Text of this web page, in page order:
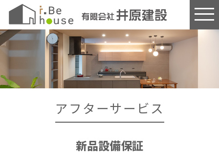
このページの本文へ
アフターサービス
新品設備保証